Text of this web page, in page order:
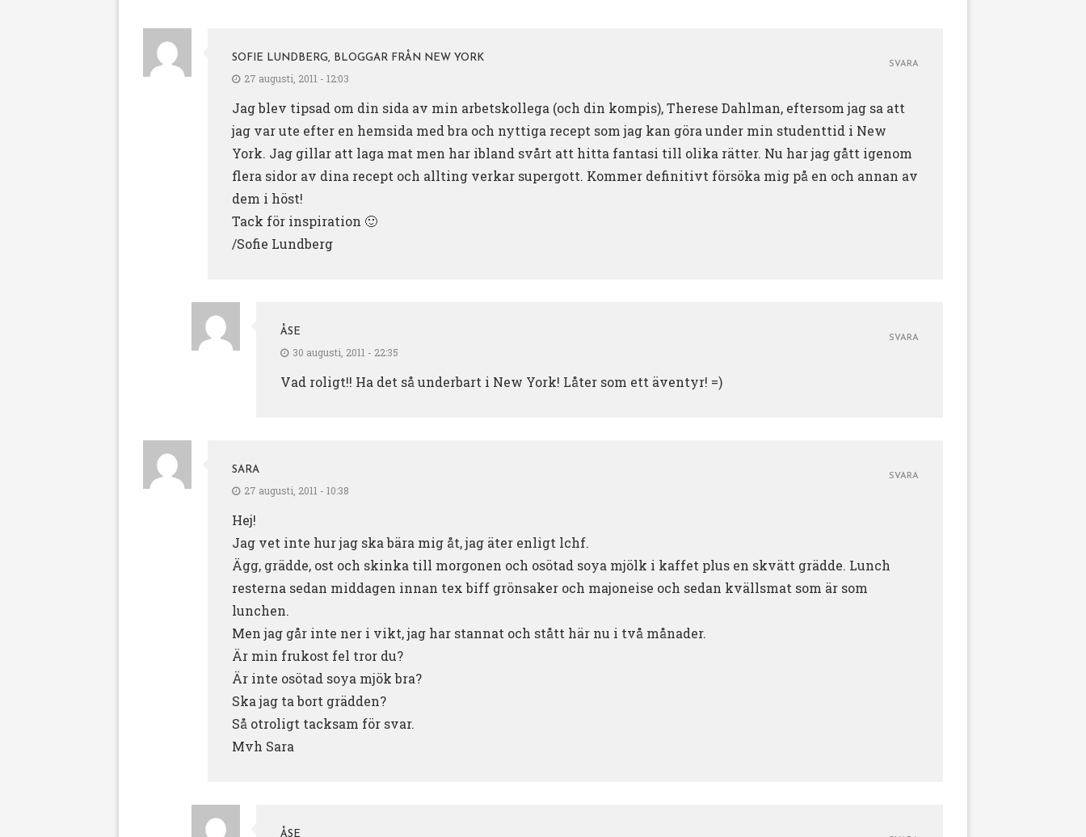
SOFIE LUNDBERG, BLOGGAR FRÅN NEW YORK
27 augusti, 2011 - 12:03
Jag blev tipsad om din sida av min arbetskollega (och din kompis), Therese Dahlman, eftersom jag sa att
jag var ute efter en hemsida med bra och nyttiga recept som jag kan göra under min studenttid i New
York. Jag gillar att laga mat men har ibland svårt att hitta fantasi till olika rätter. Nu har jag gått igenom
flera sidor av dina recept och allting verkar supergott. Kommer definitivt försöka mig på en och annan av
dem i höst!
Tack för inspiration 🙂
/Sofie Lundberg
SVARA
ÅSE
30 augusti, 2011 - 22:35
Vad roligt!! Ha det så underbart i New York! Låter som ett äventyr! =)
SVARA
SARA
27 augusti, 2011 - 10:38
Hej!
Jag vet inte hur jag ska bära mig åt, jag äter enligt lchf.
Ägg, grädde, ost och skinka till morgonen och osötad soya mjölk i kaffet plus en skvätt grädde. Lunch
resterna sedan middagen innan tex biff grönsaker och majoneise och sedan kvällsmat som är som
lunchen.
Men jag går inte ner i vikt, jag har stannat och stått här nu i två månader.
Är min frukost fel tror du?
Är inte osötad soya mjök bra?
Ska jag ta bort grädden?
Så otroligt tacksam för svar.
Mvh Sara
SVARA
ÅSE